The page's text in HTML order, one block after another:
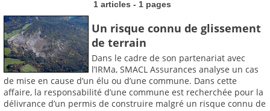
1 articles - 1 pages
Un risque connu de glissement
de terrain
Dans le cadre de son partenariat avec
l’IRMa, SMACL Assurances analyse un cas
de mise en cause d’un élu ou d’une commune. Dans cette
affaire, la responsabilité d’une commune est recherchée pour la
délivrance d’un permis de construire malgré un risque connu de